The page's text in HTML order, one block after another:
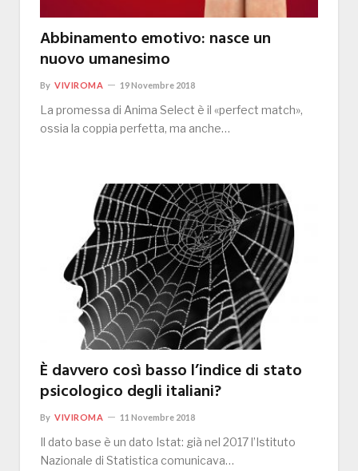
Abbinamento emotivo: nasce un
nuovo umanesimo
By VIVIROMA 19 Novembre 2018
La promessa di Anima Select è il «perfect match»,
ossia la coppia perfetta, ma anche…
È davvero così basso l’indice di stato
psicologico degli italiani?
By VIVIROMA 11 Novembre 2018
Il dato base è un dato Istat: già nel 2017 l’Istituto
Nazionale di Statistica comunicava…